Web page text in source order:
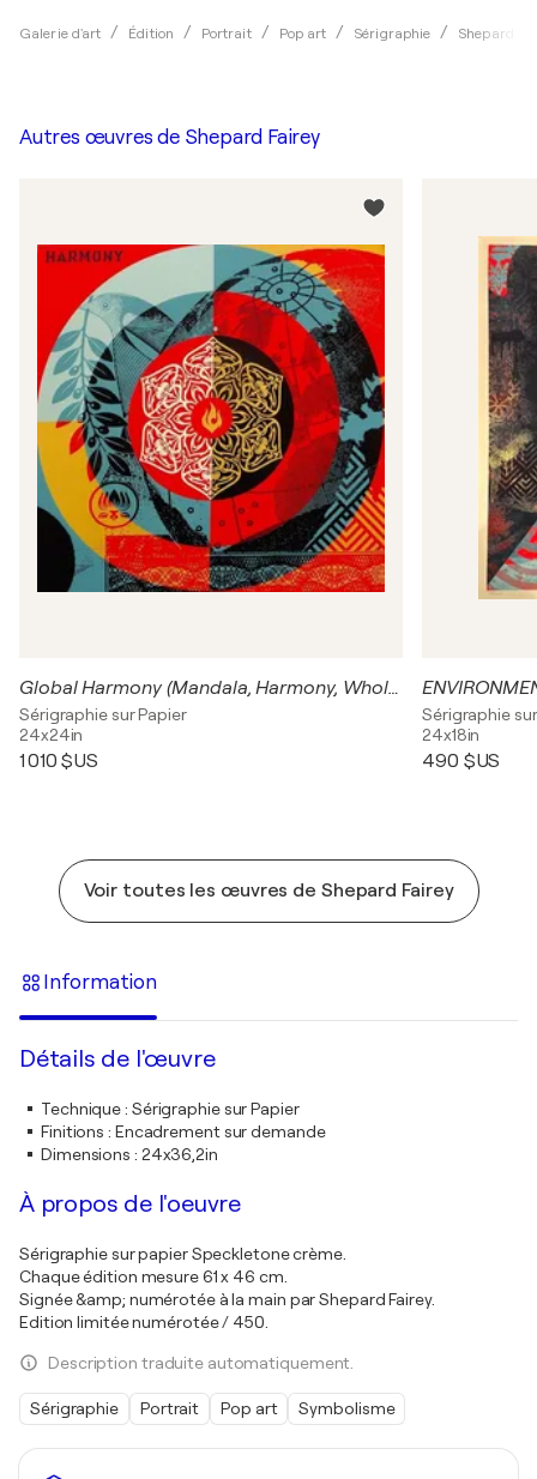
Galerie d'art Édition Portrait Pop art Sérigraphie Shepard
Autres œuvres de Shepard Fairey
Global Harmony (Mandala, Harmony, Wholeness, Unified Global Perspective)
Sérigraphie sur Papier
24x24in
1 010 $US
Sérigraphie
24x18in
490 $US
Voir toutes les œuvres de Shepard Fairey
Information
Détails de l'œuvre
Technique: Sérigraphie sur Papier
Finitions : Encadrement sur demande
Dimensions : 24x36,2in
À propos de l'oeuvre
Sérigraphie sur papier Speckletone crème.
Chaque édition mesure 61 x 46 cm.
Signée &amp; numérotée à la main par Shepard Fairey.
Edition limitée numérotée / 450.
Description traduite automatiquement.
Sérigraphie Portrait Pop art Symbolisme